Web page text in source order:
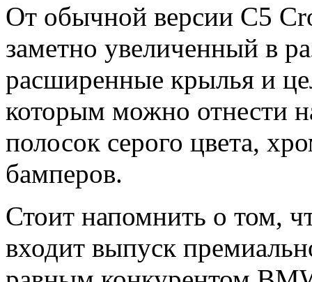
От обычной версии С5
заметно увеличенный в
расширенные крылья и
которым можно отнести
полосок серого цвета,
бамперов.
Стоит напомнить о том,
входит выпуск